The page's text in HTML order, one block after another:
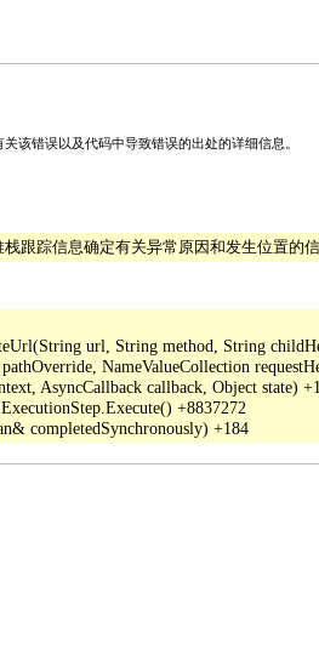
该错误以及代码中导致错误的出处的详细信息。
跟踪信息确定有关异常原因和发生位置的信
url, String method, String
NameValueCollection
AsyncCallback callback, Object state)
+8837272